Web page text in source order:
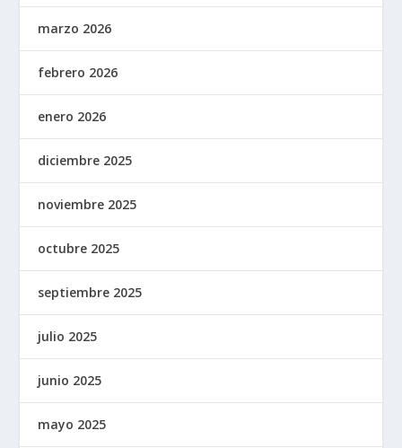
marzo 2026
febrero 2026
enero 2026
diciembre 2025
noviembre 2025
octubre 2025
septiembre 2025
julio 2025
junio 2025
mayo 2025